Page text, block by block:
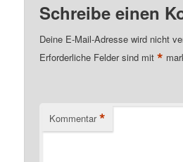
Schreibe einen
Deine E-Mail-Adresse wird nicht
Erforderliche Felder sind mit*
Kommentar *